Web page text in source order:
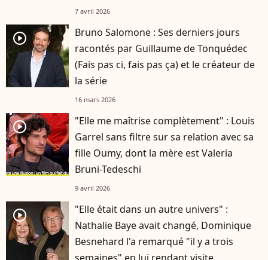
7 avril 2026
player2
Bruno Salomone : Ses derniers jours
racontés par Guillaume de Tonquédec
(Fais pas ci, fais pas ça) et le créateur de
la série
16 mars 2026
player2
"Elle me maîtrise complètement" : Louis
Garrel sans filtre sur sa relation avec sa
fille Oumy, dont la mère est Valeria
Bruni-Tedeschi
9 avril 2026
player2
"Elle était dans un autre univers" :
Nathalie Baye avait changé, Dominique
Besnehard l'a remarqué "il y a trois